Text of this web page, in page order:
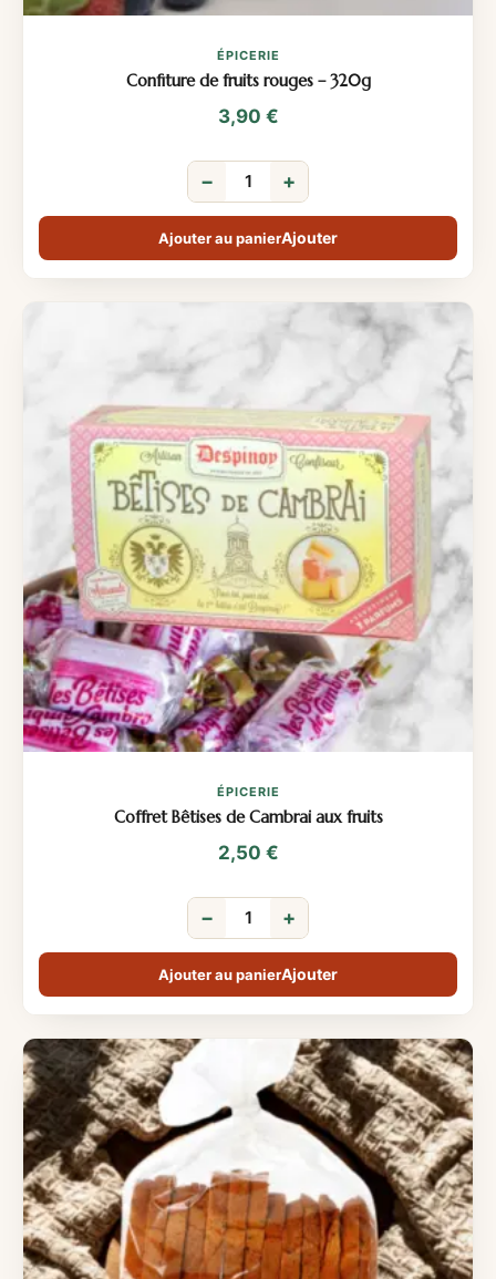
ÉPICERIE
Confiture de fruits rouges – 320g
3,90 €
− +
Ajouter au panier
ÉPICERIE
Coffret Bêtises de Cambrai aux fruits
2,50 €
− +
Ajouter au panier